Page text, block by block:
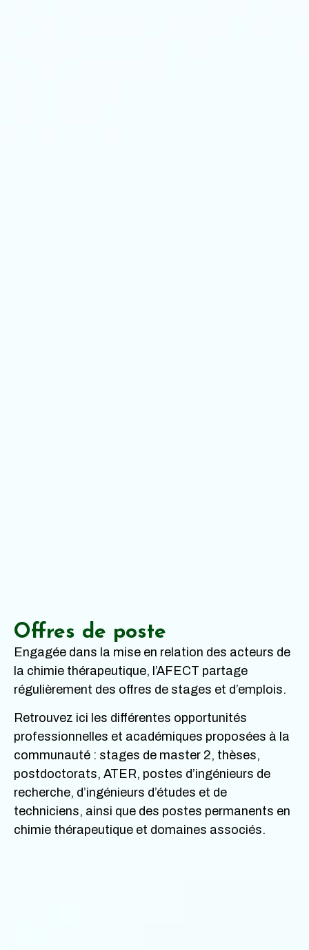
Offres de poste
Engagée dans la mise en relation des acteurs de
la chimie thérapeutique, l’AFECT partage
régulièrement des offres de stages et d’emplois.
Retrouvez ici les différentes opportunités
professionnelles et académiques proposées à la
communauté : stages de master 2, thèses,
postdoctorats, ATER, postes d’ingénieurs de
recherche, d’ingénieurs d’études et de
techniciens, ainsi que des postes permanents en
chimie thérapeutique et domaines associés.